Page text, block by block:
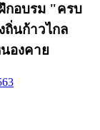
กอบรม "ครบ
ถิ่นก้าวไกล
องคาย